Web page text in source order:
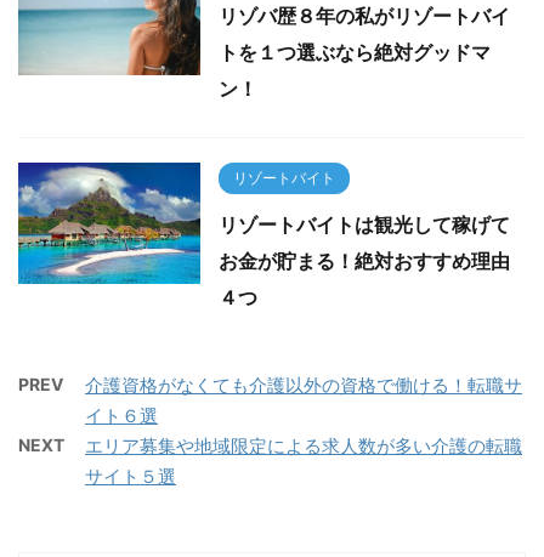
リゾバ歴８年の私がリゾートバイ
トを１つ選ぶなら絶対グッドマ
ン！
リゾートバイト
リゾートバイトは観光して稼げて
お金が貯まる！絶対おすすめ理由
４つ
PREV
介護資格がなくても介護以外の資格で働ける！転職サ
イト６選
NEXT
エリア募集や地域限定による求人数が多い介護の転職
サイト５選